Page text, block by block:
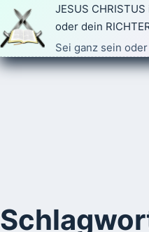
Zum
Inhalt
springen
JESUS
oder dein
Sei ganz sein